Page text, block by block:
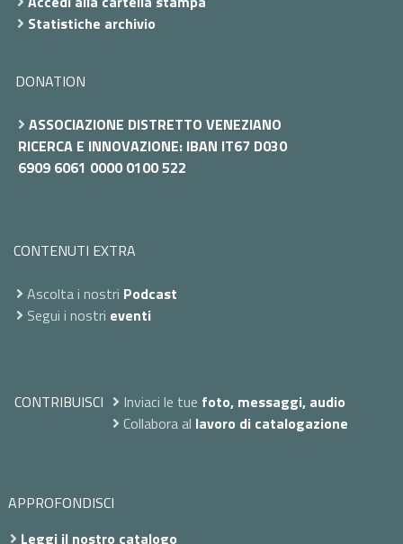
Statistiche archivio
DONATION
ASSOCIAZIONE DISTRETTO VENEZIANO
RICERCA E INNOVAZIONE: IBAN IT67 D030
6909 6061 0000 0100 522
CONTENUTI EXTRA
Ascolta i nostri Podcast
Segui i nostri eventi
CONTRIBUISCI Inviaci le tue foto, messaggi, audio
Collabora al lavoro di catalogazione
APPROFONDISCI
Leggi il nostro catalogo